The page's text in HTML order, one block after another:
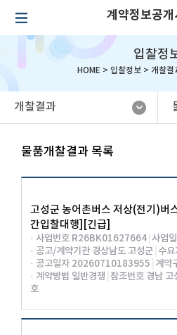
계약정보공개
입찰정
HOME > 입찰정보> 개찰결
개찰결과
물품개찰결과 목록
고성군 농어촌버스 저상(전기)버
간입찰대행][긴급]
· 사업번호 R26BK01627664 사업
· 공고/계약기관 경상남도 고성군 수
· 공고일자 20260710183955 계약
· 계약방법 일반경쟁 참조번호 경남
호